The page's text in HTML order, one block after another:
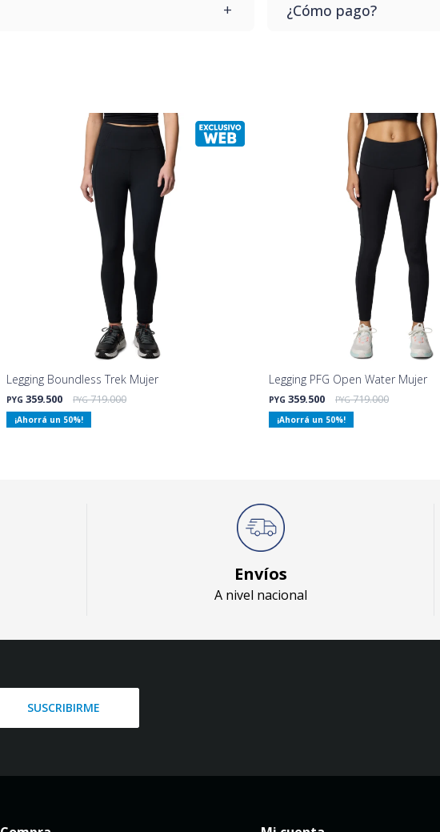
¿Cómo pago?
Legging Boundless Trek Mujer
PYG 359.500 PYG 719.000
50
Legging PFG Open Water Mujer
PYG 359.500 PYG 719.000
50
Envíos
A nivel nacional
SUSCRIBIRME